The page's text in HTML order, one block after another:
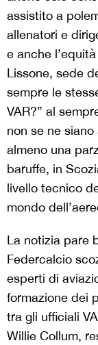
assistito a
allenatori e
e anche
Lissone, sede
sempre le
VAR?” al
non se ne
almeno una
baruffe, in
livello tecnico
mondo
La notizia pare
Federcalcio
esperti di
formazione dei
tra gli ufficiali
Willie Collum,